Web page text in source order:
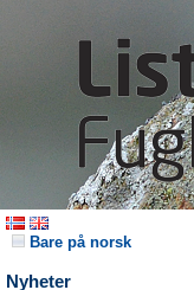
Bare på norsk
Nyheter